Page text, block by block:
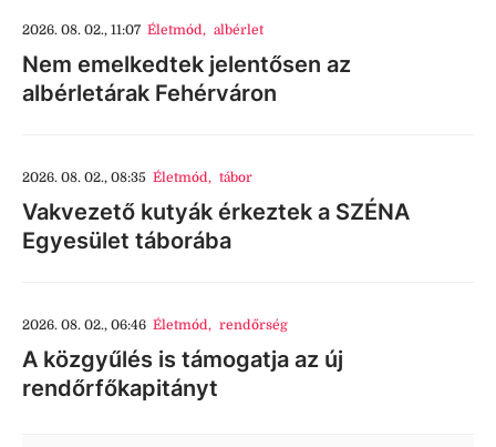
2026. 08. 02., 11:07 Életmód, albérlet
Nem emelkedtek jelentősen az
albérletárak Fehérváron
2026. 08. 02., 08:35 Életmód, tábor
Vakvezető kutyák érkeztek a SZÉNA
Egyesület táborába
2026. 08. 02., 06:46 Életmód, rendőrség
A közgyűlés is támogatja az új
rendőrfőkapitányt